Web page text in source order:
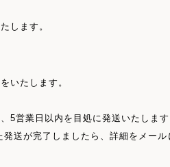
します。
いたします。
5営業日以内を目処に発送いたしま
送が完了しましたら、詳細をメール